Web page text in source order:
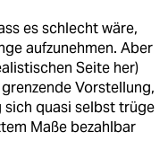
es schlecht wäre,
aufzunehmen. Aber
Seite her)
Vorstellung,
quasi selbst trüge
Maße bezahlbar